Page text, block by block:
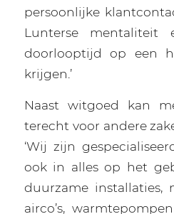
persoonlijke
Lunterse
doorlooptijd op een
krijgen.’
Naast witgoed kan
terecht voor andere
‘Wij zijn
ook in alles op het
duurzame installaties,
airco’s,